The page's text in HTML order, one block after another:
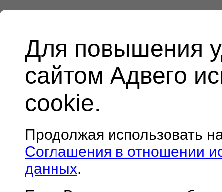
Для повышения
сайтом Адвего
cookie.
Продолжая использовать
Соглашения в отношении
данных.